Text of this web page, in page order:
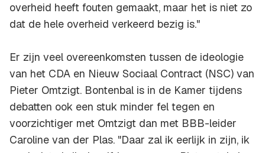
overheid heeft fouten gemaakt, maar het is niet zo
dat de hele overheid verkeerd bezig is."
Er zijn veel overeenkomsten tussen de ideologie
van het CDA en Nieuw Sociaal Contract (NSC) van
Pieter Omtzigt. Bontenbal is in de Kamer tijdens
debatten ook een stuk minder fel tegen en
voorzichtiger met Omtzigt dan met BBB-leider
Caroline van der Plas. "Daar zal ik eerlijk in zijn, ik